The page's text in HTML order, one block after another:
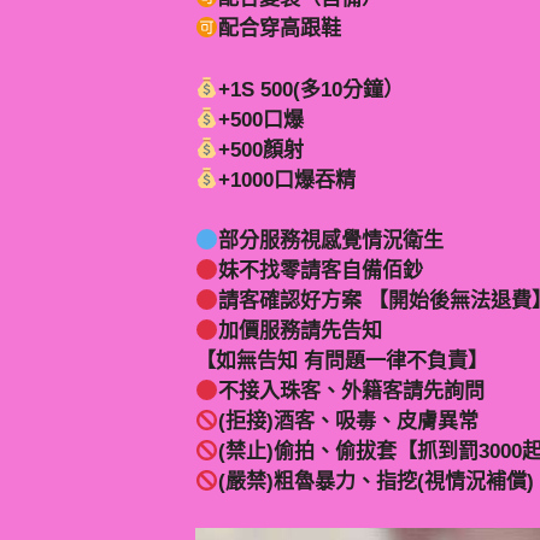
配合穿高跟鞋
+1S 500(多10分鐘）
+500口爆
+500顏射
+1000口爆吞精
部分服務視感覺情況衛生
妹不找零請客自備佰鈔
請客確認好方案 【開始後無法退費
加價服務請先告知
【如無告知 有問題一律不負責】
不接入珠客、外籍客請先詢問
(拒接)酒客、吸毒、皮膚異常
(禁止)偷拍、偷拔套【抓到罰3000
(嚴禁)粗魯暴力、指挖(視情況補償)